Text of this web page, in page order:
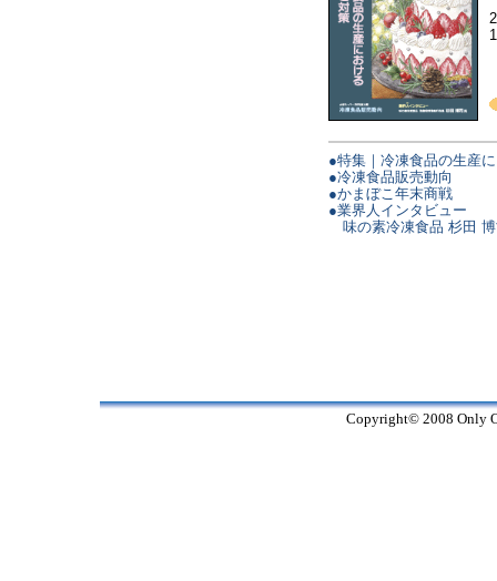
●特集｜冷凍食品の生産
●冷凍食品販売動向
●かまぼこ年末商戦
●業界人インタビュー
味の素冷凍食品 杉田
Copyright© 2008 Only